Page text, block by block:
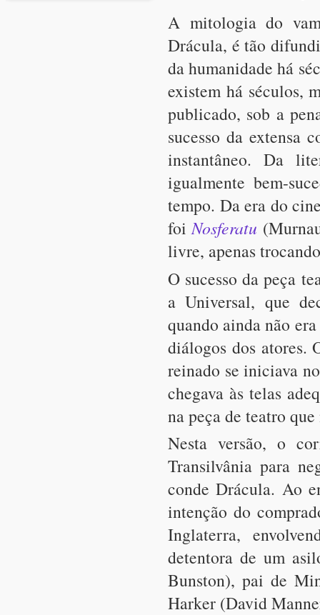
A mitologia do
Drácula, é tão
da humanidade há
existem há séculos,
publicado, sob a
sucesso da extensa
instantâneo. Da
igualmente bem-
tempo. Da era do
foiNosferatu
livre, apenas
O sucesso da peça
a Universal, que
quando ainda não
diálogos dos atores.
reinado se iniciava
chegava às telas
na peça de teatro
Nesta versão, o
Transilvânia para
conde Drácula. Ao
intenção do
Inglaterra,
detentora de um
Bunston), pai de
Harker (David